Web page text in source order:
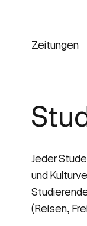
Zeitungen
Jeder
und
(Reisen,